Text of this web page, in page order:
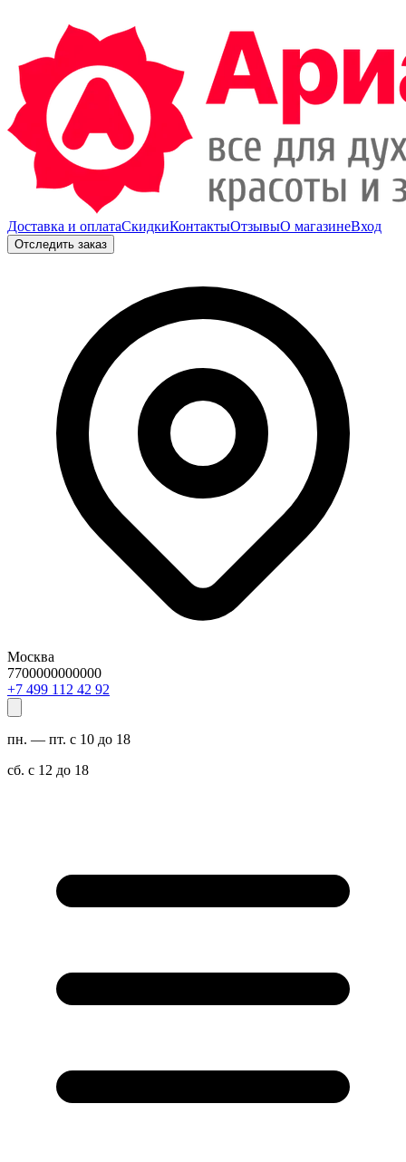
Доставка и оплатаСкидкиКонтактыОтзывыО магазинеВход
Отследить заказ
Москва
7700000000000
29 24 211 994 7+
пн. — пт. с 10 до 18
сб. с 12 до 18